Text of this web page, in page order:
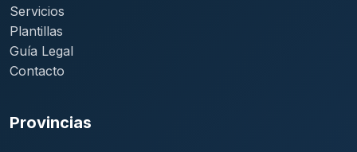
Servicios
Plantillas
Guía Legal
Contacto
Provincias